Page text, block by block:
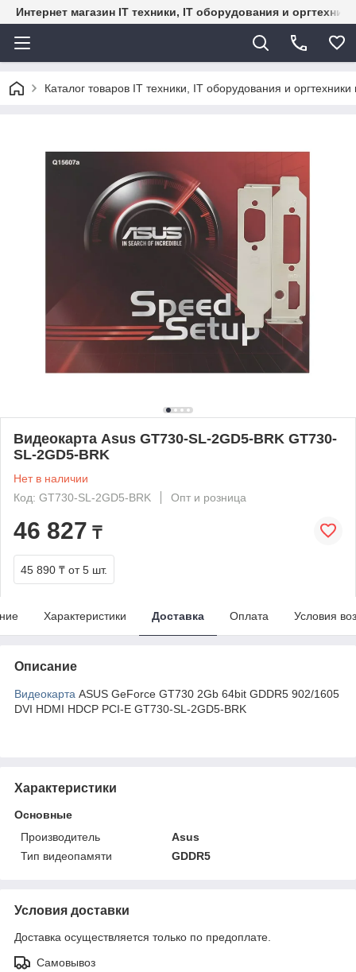
Интернет магазин IT техники, IT оборудования и
Каталог товаров IT техники, IT оборудования и
Видеокарта Asus GT730-SL-2GD5-BRK GT730-
SL-2GD5-BRK
Нет в наличии
Код: GT730-SL-2GD5-BRK
Опт и розница
46 827 ₸
45 890 ₸ от 5 шт.
Характеристики Доставка Оплата Условия
Описание
Видеокарта ASUS GeForce GT730 2Gb 64bit GDDR5 902/1605
DVI HDMI HDCP PCI-E GT730-SL-2GD5-BRK
Характеристики
Основные
Производитель
Asus
Тип видеопамяти
GDDR5
Условия доставки
Доставка осуществляется только по предоплате.
Самовывоз